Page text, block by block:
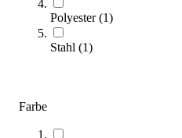
Polyester(1)
Stahl (1)
Farbe